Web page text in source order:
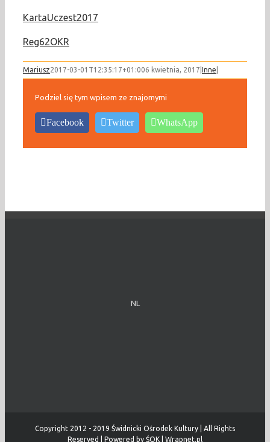
KartaUczest2017
Reg62OKR
Mariusz2017-03-01T12:35:17+01:006 kwietnia, 2017 Inne
Podziel się tym wpisem ze znajomymi
Facebook Twitter WhatsApp
NL
Copyright 2012 - 2019 Świdnicki Ośrodek Kultury | All Rights
Reserved | Powered by ŚOK Wrapnet.pl